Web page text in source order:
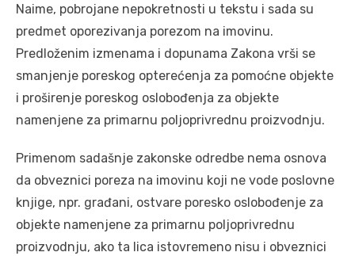
Naime, pobrojane nepokretnosti u tekstu i sada su
predmet oporezivanja porezom na imovinu.
Predloženim izmenama i dopunama Zakona vrši se
smanjenje poreskog opterećenja za pomoćne objekte
i proširenje poreskog oslobođenja za objekte
namenjene za primarnu poljoprivrednu proizvodnju.
Primenom sadašnje zakonske odredbe nema osnova
da obveznici poreza na imovinu koji ne vode poslovne
knjige, npr. građani, ostvare poresko oslobođenje za
objekte namenjene za primarnu poljoprivrednu
proizvodnju, ako ta lica istovremeno nisu i obveznici